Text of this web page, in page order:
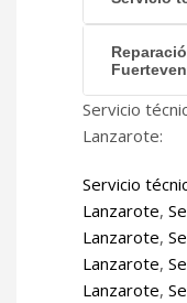
Servicio
Lanzarote:
Servicio
Lanzarote,
Lanzarote,
Lanzarote,
Lanzarote,